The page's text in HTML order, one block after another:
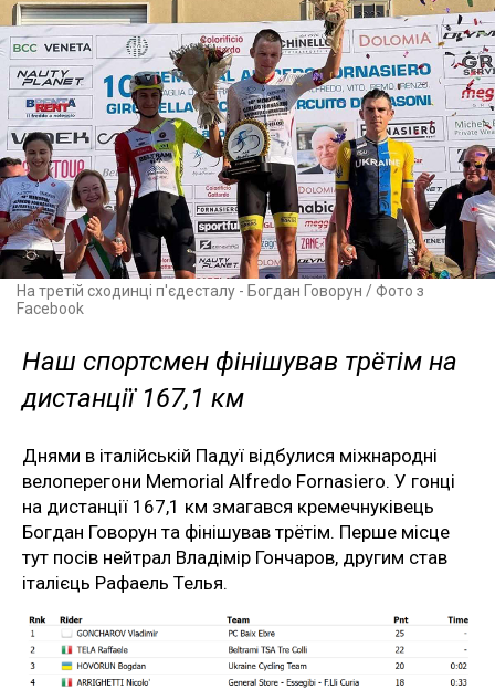
На третій сходинці п'єдесталу - Богдан Говорун / Фото з
Facebook
Наш спортсмен фінішував трётім на
дистанції 167,1 км
Днями в італійській Падуї відбулися міжнародні
велоперегони Memorial Alfredo Fornasiero. У гонці
на дистанції 167,1 км змагався кремечнуківець
Богдан Говорун та фінішував трётім. Перше місце
тут посів нейтрал Владімір Гончаров, другим став
італієць Рафаель Телья.